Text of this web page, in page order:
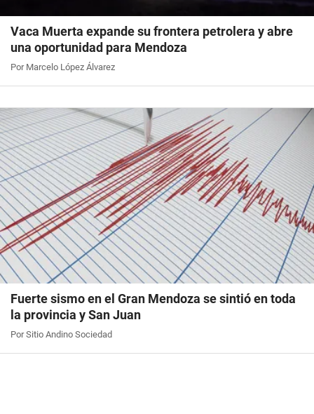
Vaca Muerta expande su frontera petrolera y abre
una oportunidad para Mendoza
Por Marcelo López Álvarez
Fuerte sismo en el Gran Mendoza se sintió en toda
la provincia y San Juan
Por Sitio Andino Sociedad